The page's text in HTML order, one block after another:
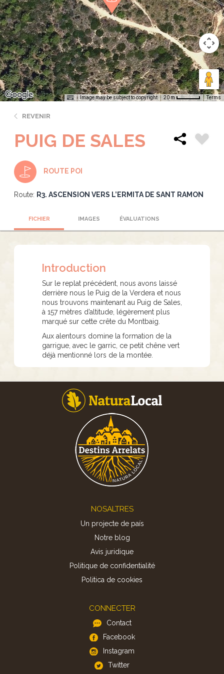
Image may be subject to copyright 20 m Terms
REVENIR
PUIG DE SALES
ROUTE POI
Route: R3. ASCENSION VERS L’ERMITA DE SANT RAMON
FICHIER IMAGES ÉVALUATIONS
Introduction
Sur le replat précédent, nous avons laissé
derrière nous le Puig de la Verdera et nous
nous trouvons maintenant au Puig de Sales,
à 157 mètres d’altitude, légèrement plus
marqué sur cette crête du Montbaig.
Aux alentours domine la formation de la
garrigue, avec le garric, ce petit chêne vert
déjà mentionné lors de la montée.
NOSALTRES
Un projecte de país
Notre blog
Avis juridique
Politique de confidentialité
Politica de cookies
CONNECTER
Contact
Facebook
Instagram
Twitter